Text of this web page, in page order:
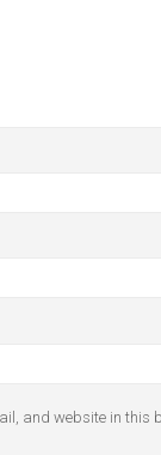
and website in this